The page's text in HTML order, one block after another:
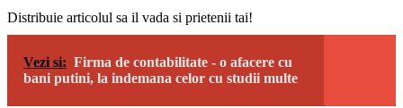
Distribuie articolul sa il vada si prietenii tai!
Vezi si: Firma de contabilitate - o afacere cu
bani putini, la indemana celor cu studii multe